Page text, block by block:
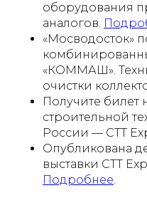
оборудования
аналогов.
«Мосводосток»
«КОММАШ».
очистки
Получите билет
строительной
России — CTT
Опубликована
выставки CTT
Подробнее.